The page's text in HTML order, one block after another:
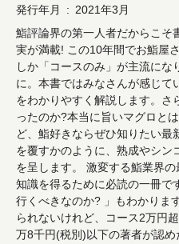
発行年月
2021年3月
鮨評論界の第一人者だからこそ
実が満載! この10年間でお鮨屋
しか「コースのみ」が主流に
に。本書ではみなさんが感じて
をわかりやすく解説します。さ
ったのか?本当に旨いマグロと
ど、鮨好きならぜひ知りたい
を覆すかのように、熟成やシン
を呈します。 激変する鮨業界
知識を得るために必読の一冊で
行くべきなのか? 」もわかりま
られないけれど、コース2万円
万8千円(税別)以下の著者が認